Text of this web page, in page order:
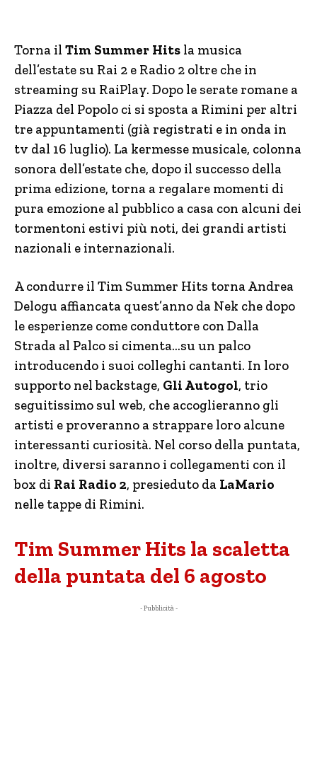
Torna il Tim Summer Hits la musica
dell’estate su Rai 2 e Radio 2 oltre che in
streaming su RaiPlay. Dopo le serate romane a
Piazza del Popolo ci si sposta a Rimini per altri
tre appuntamenti (già registrati e in onda in
tv dal 16 luglio). La kermesse musicale, colonna
sonora dell’estate che, dopo il successo della
prima edizione, torna a regalare momenti di
pura emozione al pubblico a casa con alcuni dei
tormentoni estivi più noti, dei grandi artisti
nazionali e internazionali.
A condurre il Tim Summer Hits torna Andrea
Delogu affiancata quest’anno da Nek che dopo
le esperienze come conduttore con Dalla
Strada al Palco si cimenta…su un palco
introducendo i suoi colleghi cantanti. In loro
supporto nel backstage, Gli Autogol, trio
seguitissimo sul web, che accoglieranno gli
artisti e proveranno a strappare loro alcune
interessanti curiosità. Nel corso della puntata,
inoltre, diversi saranno i collegamenti con il
box di Rai Radio 2, presieduto da LaMario
nelle tappe di Rimini.
Tim Summer Hits la scaletta
della puntata del 6 agosto
- Pubblicità -